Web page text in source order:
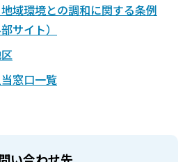
域環境との調和に関する条例
サイト）
窓口一覧